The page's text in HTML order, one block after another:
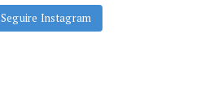
Seguire Instagram